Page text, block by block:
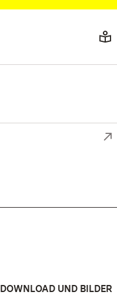
DOWNLOAD UND BILDER